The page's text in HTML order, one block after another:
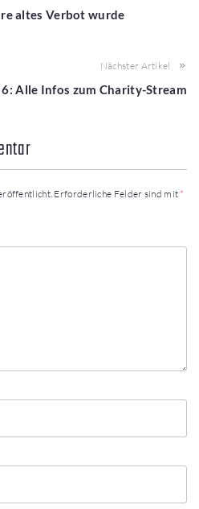
altes Verbot wurde
Nächster Artikel
Alle Infos zum Charity-Stream
Erforderliche Felder sind mit *